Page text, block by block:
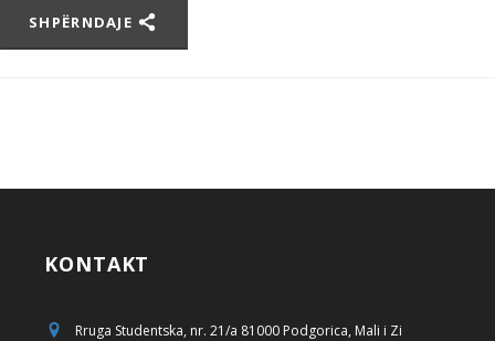
SHPËRNDAJE
KONTAKT
Rruga Studentska, nr. 21/a 81000 Podgorica, Mali i Zi